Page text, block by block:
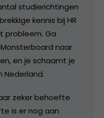
studierichtingen
kennis bij HR
probleem. Ga
naar
en je schaamt je
Nederland.
zeker behoefte
is er nog aan